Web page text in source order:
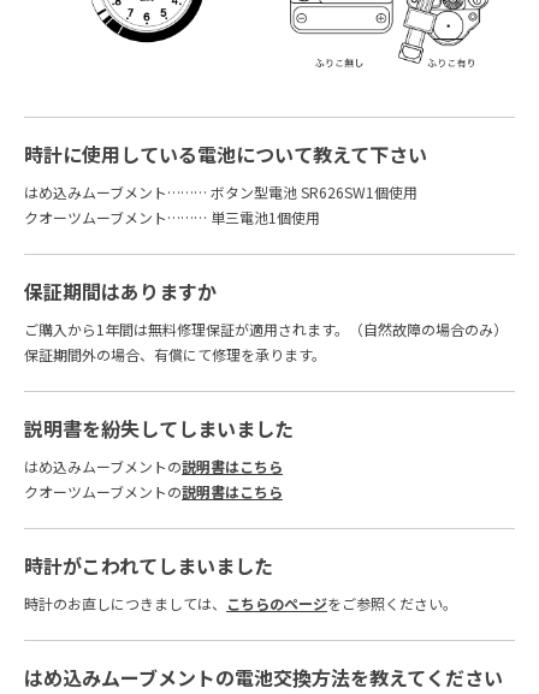
時計に使用している電池について教えて下さい
はめ込みムーブメント……… ボタン型電池 SR626SW1個使用
クオーツムーブメント……… 単三電池1個使用
保証期間はありますか
ご購入から1年間は無料修理保証が適用されます。（自然故障の場合のみ）
保証期間外の場合、有償にて修理を承ります。
説明書を紛失してしまいました
はめ込みムーブメントの説明書はこちら
クオーツムーブメントの説明書はこちら
時計がこわれてしまいました
時計のお直しにつきましては、 こちらのページをご参照ください。
はめ込みムーブメントの電池交換方法を教えてください